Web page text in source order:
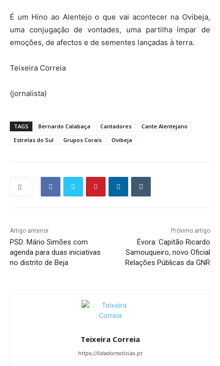
É um Hino ao Alentejo o que vai acontecer na Ovibeja,
uma conjugação de vontades, uma partilha ímpar de
emoções, de afectos e de sementes lançadas à terra.
Teixeira Correia
(jornalista)
TAGS Bernardo Calabaça Cantadores
Cante Alentejano
Estrelas do Sul
Grupos Corais Ovibeja
Artigo anterior
PSD: Mário Simões com
agenda para duas iniciativas
no distrito de Beja
Próximo artigo
Évora: Capitão Ricardo
Samouqueiro, novo Oficial
Relações Públicas da GNR
Teixeira Correia
https://lidadornoticias.pt